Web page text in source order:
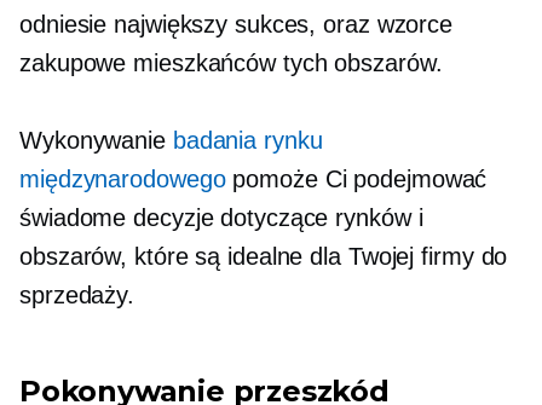
odniesie największy sukces, oraz wzorce
zakupowe mieszkańców tych obszarów.
Wykonywanie badania rynku
międzynarodowegopomoże Ci podejmować
świadome decyzje dotyczące rynków i
obszarów, które są idealne dla Twojej firmy do
sprzedaży.
Pokonywanie przeszkód